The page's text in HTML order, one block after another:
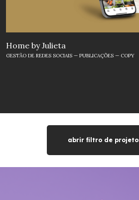
Home by Julieta
GESTÃO DE REDES SOCIAIS — PUBLICAÇÕES — COPY
abrir filtro de